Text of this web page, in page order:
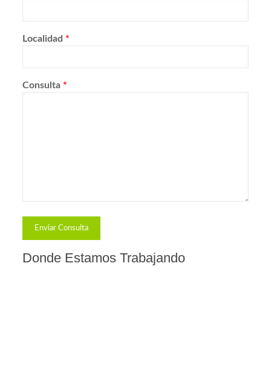
Localidad *
Consulta *
Donde Estamos Trabajando